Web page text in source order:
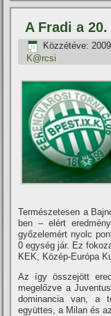
A Fradi a
Közzétéve:
K@rcsi
Természetesen a
ben – elért
győzelemért nyolc
0 egység jár. Ez
KEK, Közép-Európa
Az í­gy összejött
megelőzve a
dominancia van, a
együttes, a Milan és